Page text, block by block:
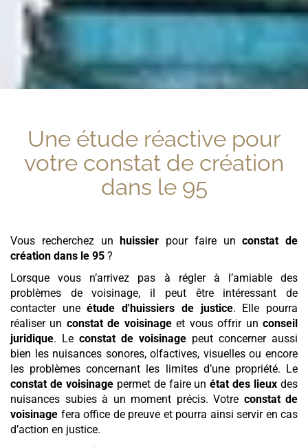
Une étude réactive pour
votre constat de création
dans le 95
Vous recherchez unhuissier pour faire unconstat de
création dans le 95 ?
Lorsque vous n’arrivez pas à régler à l’amiable des
problèmes de voisinage, il peut être intéressant de
contacter uneétude d'huissiers de justice. Elle pourra
réaliser un constat de voisinageet vous offrir unconseil
juridique. Le constat de voisinage peut concerner aussi
bien les nuisances sonores, olfactives, visuelles ou encore
les problèmes concernant les limites d’une propriété. Le
constat de voisinagepermet de faire unétat des lieux des
nuisances subies à un moment précis. Votre constat de
voisinage fera office de preuve et pourra ainsi servir en cas
d’action en justice.